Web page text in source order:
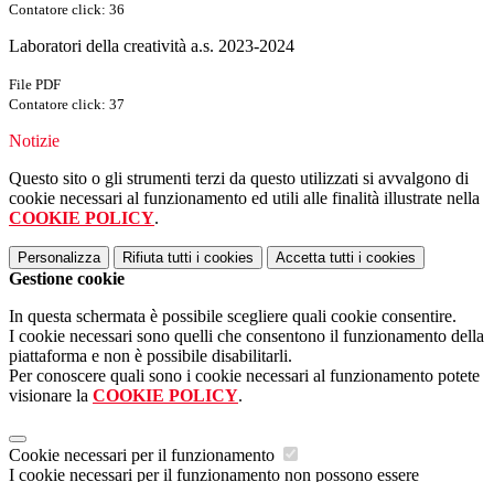
Contatore click: 36
Laboratori della creatività a.s. 2023-2024
File PDF
Contatore click: 37
Notizie
Questo sito o gli strumenti terzi da questo utilizzati si avvalgono di
cookie necessari al funzionamento ed utili alle finalità illustrate nella
COOKIE POLICY.
Personalizza Rifiuta tutti i cookies Accetta tutti i cookies
Gestione cookie
In questa schermata è possibile scegliere quali cookie consentire.
I cookie necessari sono quelli che consentono il funzionamento della
piattaforma e non è possibile disabilitarli.
Per conoscere quali sono i cookie necessari al funzionamento potete
visionare la COOKIE POLICY.
Cookie necessari per il funzionamento
I cookie necessari per il funzionamento non possono essere